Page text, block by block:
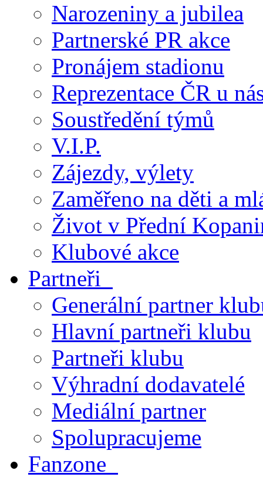
Narozeniny a jubilea
Partnerské PR akce
Pronájem stadionu
Reprezentace ČR u
Soustředění týmů
V.I.P.
Zájezdy, výlety
Zaměřeno na děti a
Život v Přední
Klubové akce
Partneři
Generální partner
Hlavní partneři klubu
Partneři klubu
Výhradní dodavatelé
Mediální partner
Spolupracujeme
Fanzone